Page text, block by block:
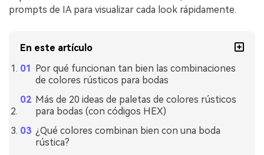
prompts de IA para visualizar cada look rápidamente.
En este artículo
Por qué funcionan tan bien las combinaciones
de colores rústicos para bodas
Más de 20 ideas de paletas de colores rústicos
para bodas (con códigos HEX)
¿Qué colores combinan bien con una boda
rústica?